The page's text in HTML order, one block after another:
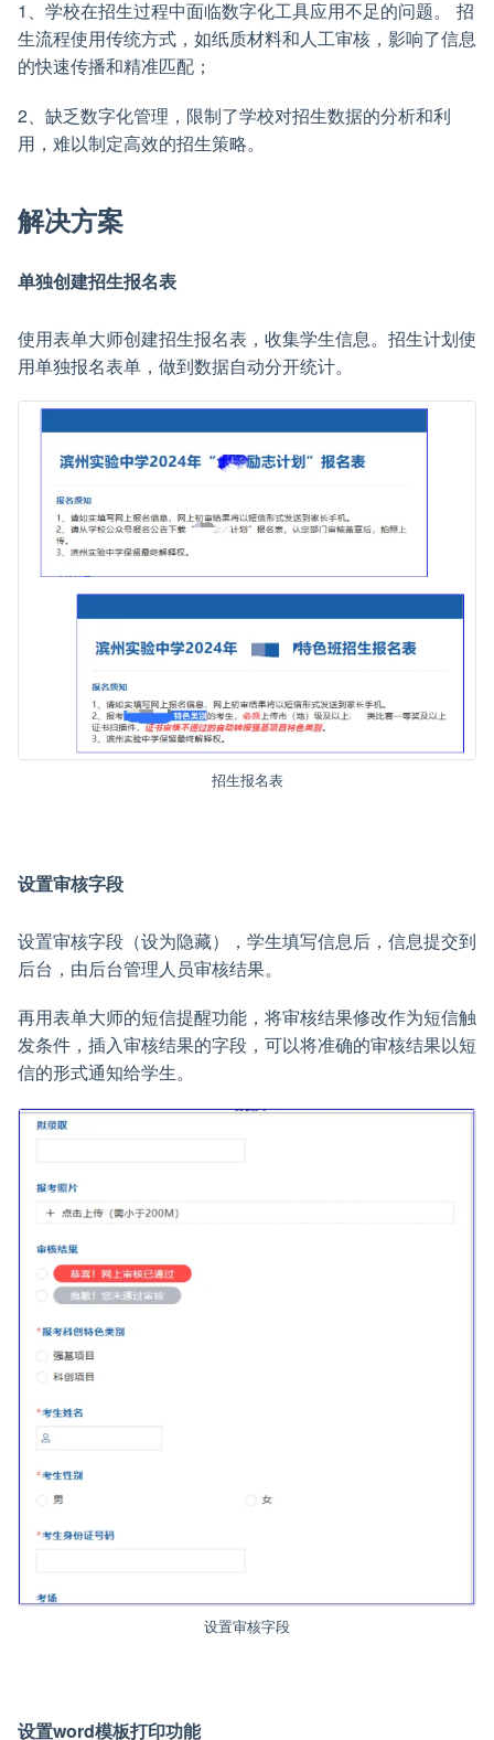
1、学校在招生过程中面临数字化工具应用不足的问题。 招
生流程使用传统方式，如纸质材料和人工审核，影响了信息
的快速传播和精准匹配；
2、缺乏数字化管理，限制了学校对招生数据的分析和利
用，难以制定高效的招生策略。
解决方案
单独创建招生报名表
使用表单大师创建招生报名表，收集学生信息。招生计划使
用单独报名表单，做到数据自动分开统计。
招生报名表
设置审核字段
设置审核字段（设为隐藏），学生填写信息后，信息提交到
后台，由后台管理人员审核结果。
再用表单大师的短信提醒功能，将审核结果修改作为短信触
发条件，插入审核结果的字段，可以将准确的审核结果以短
信的形式通知给学生。
设置审核字段
设置word模板打印功能